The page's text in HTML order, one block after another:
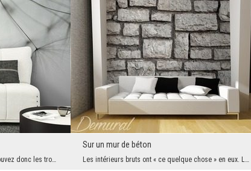
Ils poussent à l'état sauvage, vous pouvez donc les trouver partout. Mais personne ne les regarde...
Sur un mur de béton
Les intérieurs bruts ont « ce quelque chose » en eux. Le problème est que donner à un salon ou à ...